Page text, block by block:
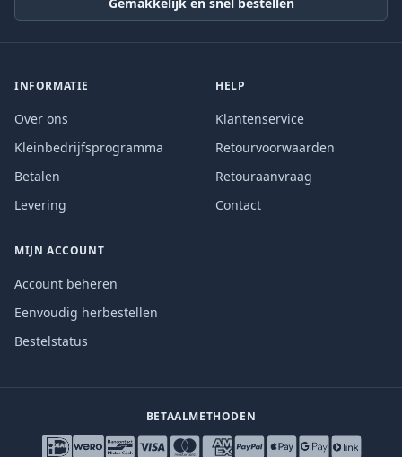
INFORMATIE
Over ons
Kleinbedrijfsprogramma
Betalen
Levering
HELP
Klantenservice
Retourvoorwaarden
Retouraanvraag
Contact
MIJN ACCOUNT
Account beheren
Eenvoudig herbestellen
Bestelstatus
BETAALMETHODEN